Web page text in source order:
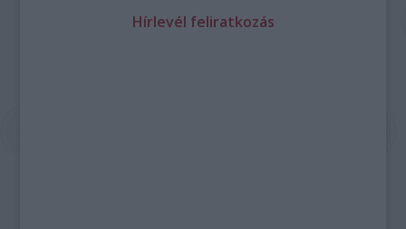
Hírlevél feliratkozás